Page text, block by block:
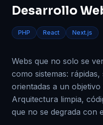
Desarrollo
PHP React Next.js
Webs que no solo se
como sistemas:
orientadas a un
Arquitectura limpia,
que no se degrada con